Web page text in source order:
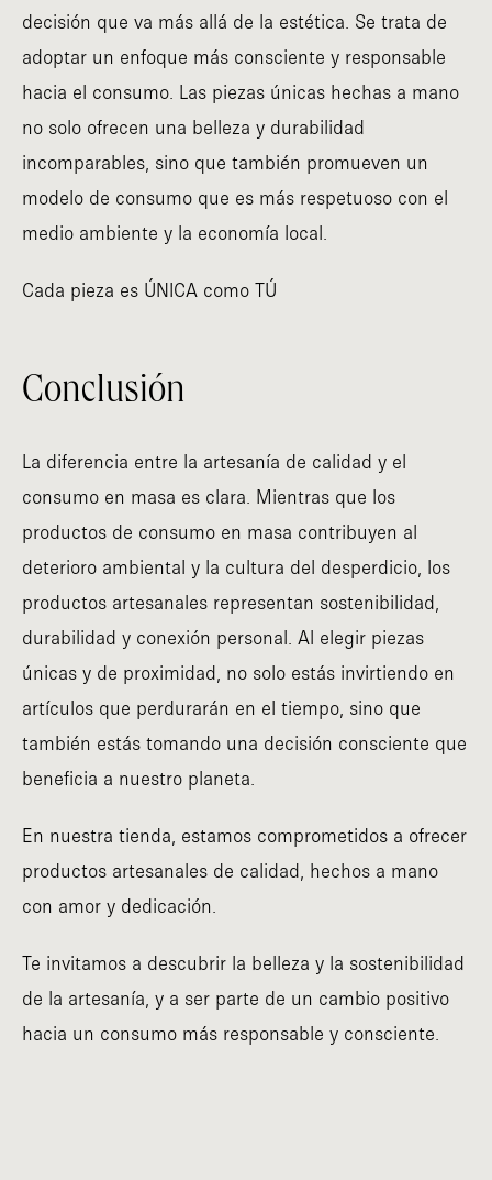
decisión que va más allá de la estética. Se trata de
adoptar un enfoque más consciente y responsable
hacia el consumo. Las piezas únicas hechas a mano
no solo ofrecen una belleza y durabilidad
incomparables, sino que también promueven un
modelo de consumo que es más respetuoso con el
medio ambiente y la economía local.
Cada pieza es ÚNICA como TÚ
Conclusión
La diferencia entre la artesanía de calidad y el
consumo en masa es clara. Mientras que los
productos de consumo en masa contribuyen al
deterioro ambiental y la cultura del desperdicio, los
productos artesanales representan sostenibilidad,
durabilidad y conexión personal. Al elegir piezas
únicas y de proximidad, no solo estás invirtiendo en
artículos que perdurarán en el tiempo, sino que
también estás tomando una decisión consciente que
beneficia a nuestro planeta.
En nuestra tienda, estamos comprometidos a ofrecer
productos artesanales de calidad, hechos a mano
con amor y dedicación.
Te invitamos a descubrir la belleza y la sostenibilidad
de la artesanía, y a ser parte de un cambio positivo
hacia un consumo más responsable y consciente.